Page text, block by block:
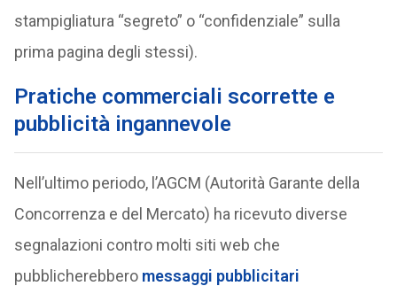
stampigliatura “segreto” o “confidenziale” sulla
prima pagina degli stessi).
Pratiche commerciali scorrette e
pubblicità ingannevole
Nell’ultimo periodo, l’AGCM (Autorità Garante della
Concorrenza e del Mercato) ha ricevuto diverse
segnalazioni contro molti siti web che
pubblicherebbero messaggi pubblicitari